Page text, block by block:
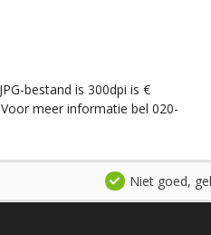
bestand is 300dpi is €
meer informatie bel 020-
Niet goed,